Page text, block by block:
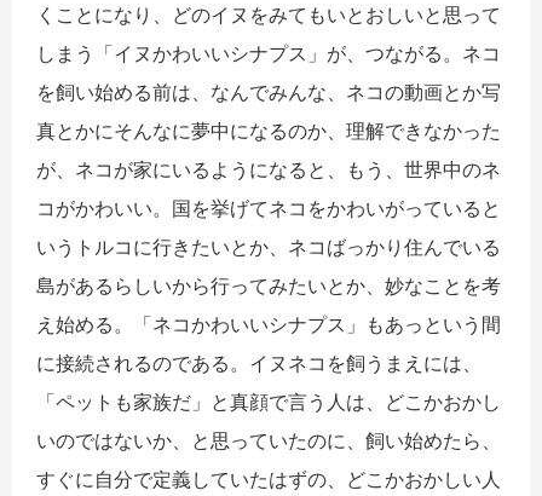
くことになり、どのイヌをみてもいとおしいと思って
しまう「イヌかわいいシナプス」が、つながる。ネコ
を飼い始める前は、なんでみんな、ネコの動画とか写
真とかにそんなに夢中になるのか、理解できなかった
が、ネコが家にいるようになると、もう、世界中のネ
コがかわいい。国を挙げてネコをかわいがっていると
いうトルコに行きたいとか、ネコばっかり住んでいる
島があるらしいから行ってみたいとか、妙なことを考
え始める。「ネコかわいいシナプス」もあっという間
に接続されるのである。イヌネコを飼うまえには、
「ペットも家族だ」と真顔で言う人は、どこかおかし
いのではないか、と思っていたのに、飼い始めたら、
すぐに自分で定義していたはずの、どこかおかしい人